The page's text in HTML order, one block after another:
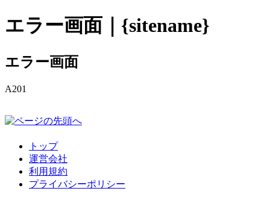
エラー画面｜{sitename}
エラー画面
A201
トップ
運営会社
利用規約
プライバシーポリシー